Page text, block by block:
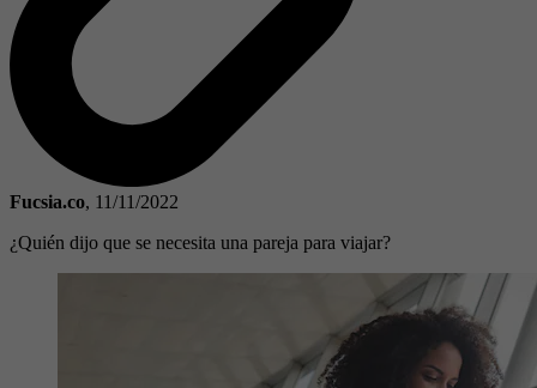
Fucsia.co, 11/11/2022
¿Quién dijo que se necesita una pareja para viajar?